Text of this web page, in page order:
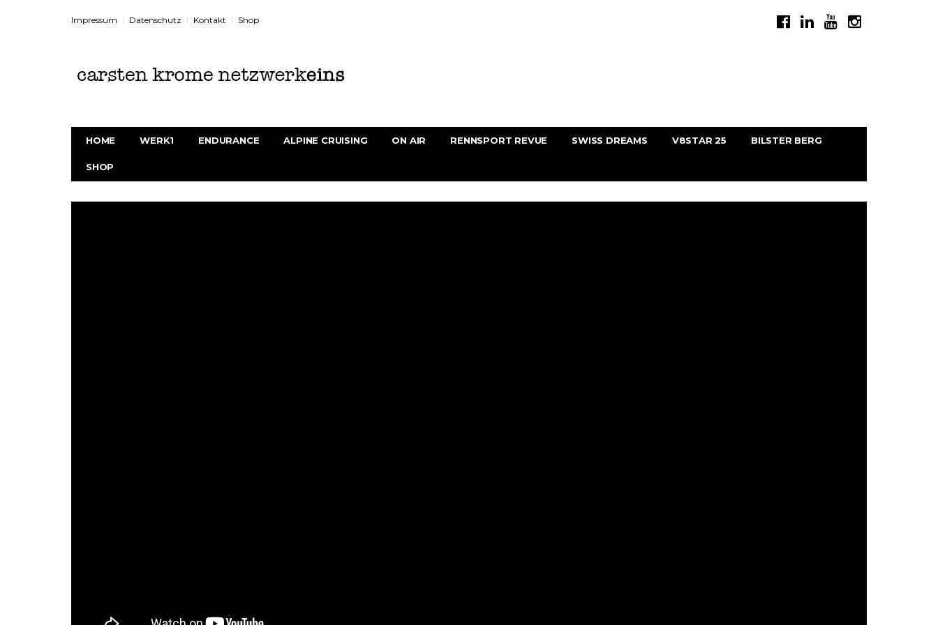
Impressum Datenschutz Kontakt Shop
HOME WERK1 ENDURANCE ALPINE CRUISING ON AIR RENNSPORT REVUE SWISS DREAMS V8STAR 25 BILSTER BERG
SHOP